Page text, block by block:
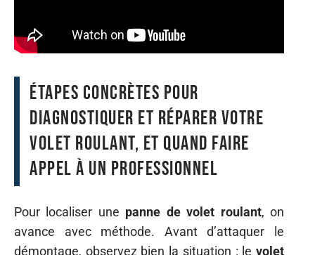
Étapes concrètes pour
diagnostiquer et réparer votre
volet roulant, et quand faire
appel à un professionnel
Pour localiser une panne de volet roulant, on
avance avec méthode. Avant d’attaquer le
démontage, observez bien la situation : le volet